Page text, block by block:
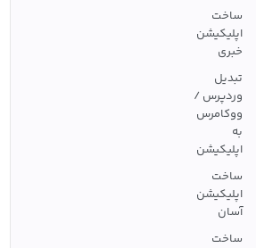
ساخت
اپلیکیشن
خبری
تبدیل
وردپرس /
ووکامرس
به
اپلیکیشن
ساخت
اپلیکیشن
آسان
ساخت